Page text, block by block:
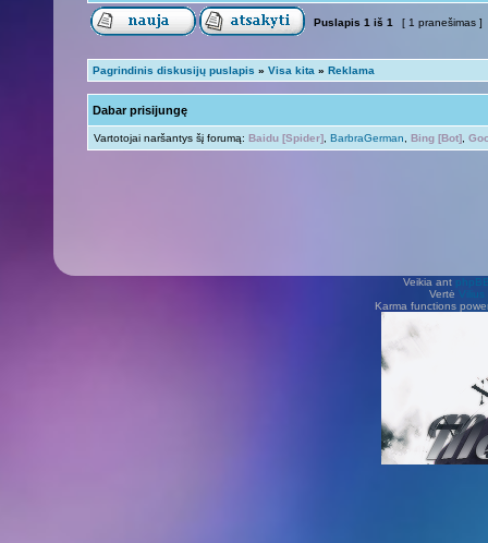
Puslapis 1 iš 1 [ 1 pranešimas ]
Pagrindinis diskusijų puslapis » Visa kita » Reklama
Dabar prisijungę
Vartotojai naršantys šį forumą: Baidu [Spider] BarbraGerman Bing [Bot]
Veikia ant
Vertė Vilius
Karma functions